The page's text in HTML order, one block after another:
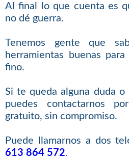
Al final lo que cuenta es
no dé guerra.
Tenemos gente que
herramientas buenas
fino.
Si te queda alguna duda o
puedes contactarnos
gratuito, sin compromiso.
Puede llamarnos a dos
613 864 572.